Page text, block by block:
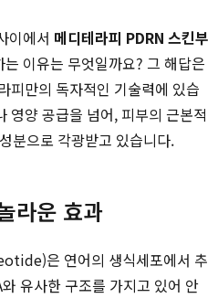
이에서 메디테라피 PDRN 스킨부
이유는 무엇일까요? 그 해답은
피만의 독자적인 기술력에 있습
영양 공급을 넘어, 피부의 근본적
분으로 각광받고 있습니다.
라운 효과
은 연어의 생식세포에서 추
유사한 구조를 가지고 있어 안